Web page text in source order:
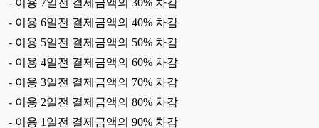
- 이용 7일전 결제금액의 30% 차감
- 이용 6일전 결제금액의 40% 차감
- 이용 5일전 결제금액의 50% 차감
- 이용 4일전 결제금액의 60% 차감
- 이용 3일전 결제금액의 70% 차감
- 이용 2일전 결제금액의 80% 차감
- 이용 1 일전 결제금액의 90% 차감